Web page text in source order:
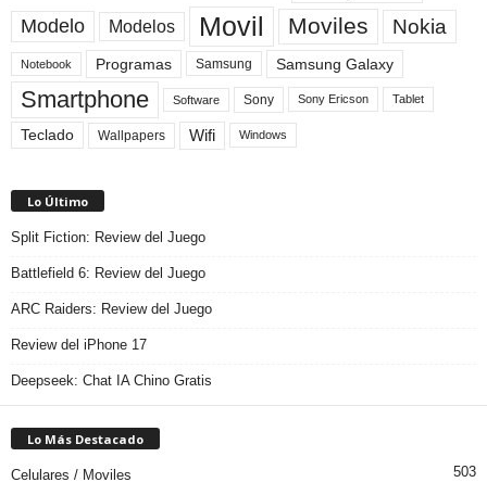
Modelo Modelos Movil Moviles Nokia
Notebook Programas Samsung Samsung Galaxy
Smartphone Software Sony Sony Ericson Tablet
Teclado Wallpapers Wifi Windows
Lo Último
Split Fiction: Review del Juego
Battlefield 6: Review del Juego
ARC Raiders: Review del Juego
Review del iPhone 17
Deepseek: Chat IA Chino Gratis
Lo Más Destacado
Celulares / Moviles 503